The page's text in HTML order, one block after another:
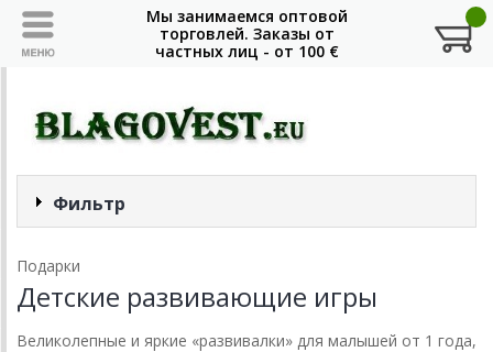
Фильтр
Подарки
Детские развивающие игры
Великолепные и яркие «развивалки» для малышей от 1 года,